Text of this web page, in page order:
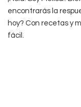
encontrarás la
hoy? Con recetas y
fácil.